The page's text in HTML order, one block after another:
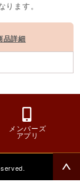
ります。
品詳細
メンバーズ
アプリ